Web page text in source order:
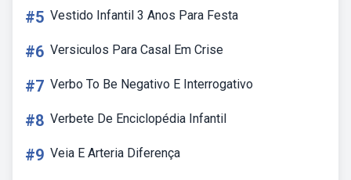
#5 Vestido Infantil 3 Anos Para Festa
#6 Versiculos Para Casal Em Crise
#7 Verbo To Be Negativo E Interrogativo
#8 Verbete De Enciclopédia Infantil
#9 Veia E Arteria Diferença